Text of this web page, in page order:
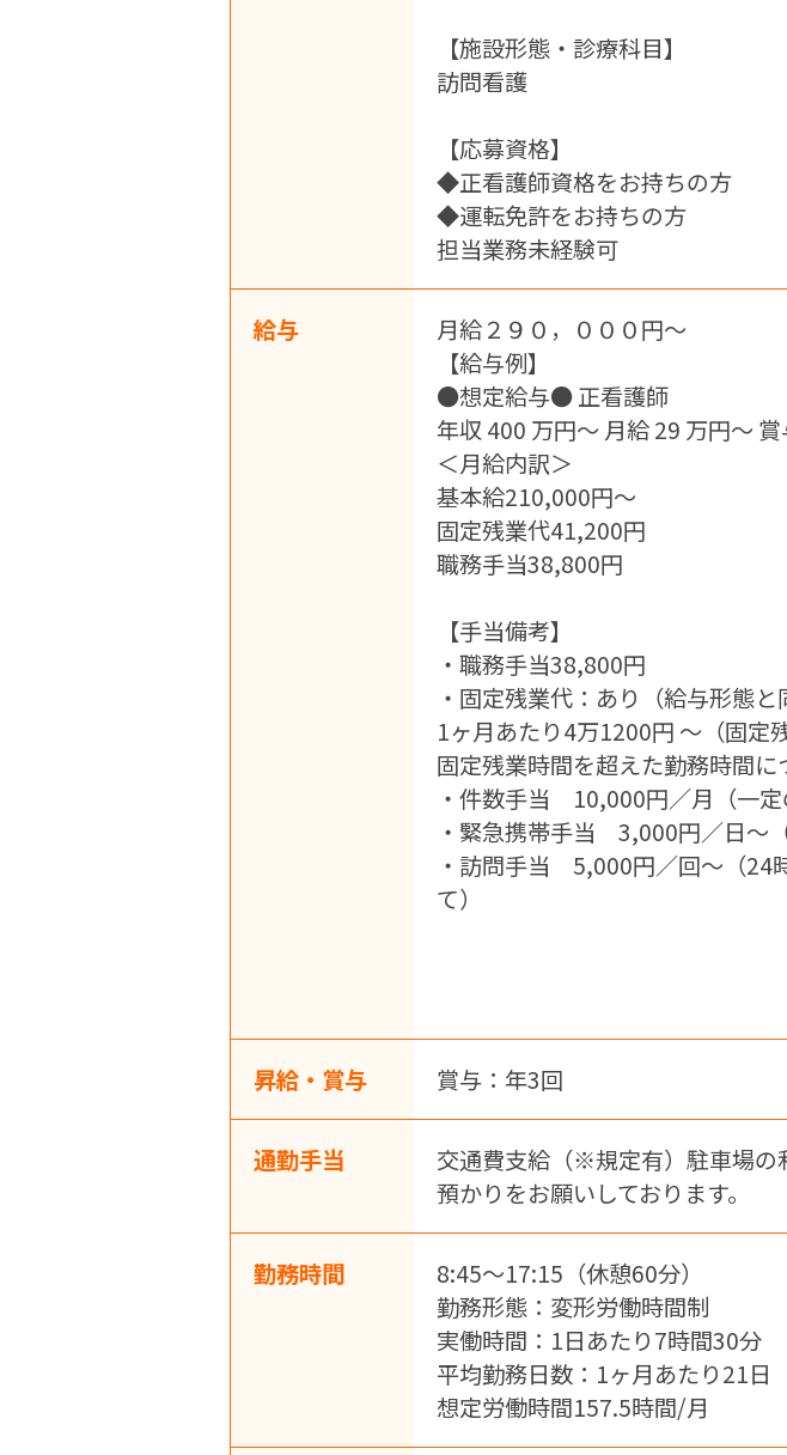
【施設形態・診療科目】
訪問看護
【応募資格】
◆正看護師資格をお持ちの方
◆運転免許をお持ちの方
担当業務未経験可
給与
月給２９０，０００円〜
【給与例】
●想定給与● 正看護師
年収 400 万円～ 月給 29 万円～
＜月給内訳＞
基本給210,000円～
固定残業代41,200円
職務手当38,800円
【手当備考】
・職務手当38,800円
・固定残業代：あり（給与形態と
1ヶ月あたり4万1200円 〜（固定
固定残業時間を超えた勤務時間
・件数手当 10,000円／月（一定
・緊急携帯手当 3,000円／日～
・訪問手当 5,000円／回～（24
て）
昇給・賞与 賞与：年3回
通勤手当
交通費支給（※規定有）駐車場
預かりをお願いしております。
勤務時間
8:45～17:15（休憩60分）
勤務形態：変形労働時間制
実働時間：1日あたり7時間30分
平均勤務日数：1ヶ月あたり21日
想定労働時間157.5時間/月